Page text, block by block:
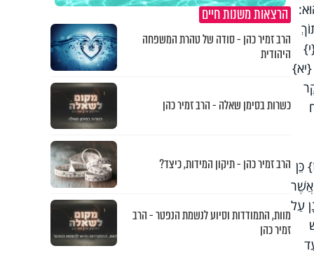
כֵּן
אֲשֶׁר
עַל
הרצאות משנות חיים
הרב זמיר כהן - סודה של טהרת המשפחה
היהודית
כשרות בסימן שאלה - הרב זמיר כהן
הרב זמיר כהן - תיקון המידות, כיצד?
מוות, התמודדות וסיוע לנשמת הנפטר - הרב
זמיר כהן